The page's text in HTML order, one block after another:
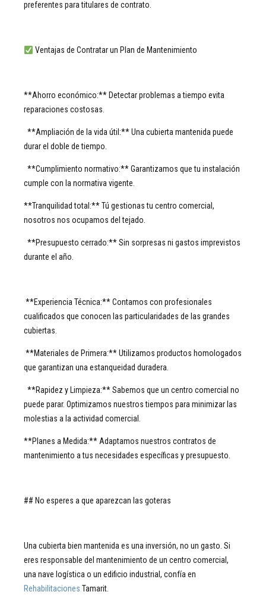
preferentes para titulares de contrato.
Ventajas de Contratar un Plan de Mantenimiento
**Ahorro económico:** Detectar problemas a tiempo evita
reparaciones costosas.
**Ampliación de la vida útil:** Una cubierta mantenida puede
durar el doble de tiempo.
**Cumplimiento normativo:** Garantizamos que tu instalación
cumple con la normativa vigente.
**Tranquilidad total:** Tú gestionas tu centro comercial,
nosotros nos ocupamos del tejado.
**Presupuesto cerrado:** Sin sorpresas ni gastos imprevistos
durante el año.
**Experiencia Técnica:** Contamos con profesionales
cualificados que conocen las particularidades de las grandes
cubiertas.
**Materiales de Primera:** Utilizamos productos homologados
que garantizan una estanqueidad duradera.
**Rapidez y Limpieza:** Sabemos que un centro comercial no
puede parar. Optimizamos nuestros tiempos para minimizar las
molestias a la actividad comercial.
**Planes a Medida:** Adaptamos nuestros contratos de
mantenimiento a tus necesidades específicas y presupuesto.
## No esperes a que aparezcan las goteras
Una cubierta bien mantenida es una inversión, no un gasto. Si
eres responsable del mantenimiento de un centro comercial,
una nave logística o un edificio industrial, confía en
Rehabilitaciones Tamarit.